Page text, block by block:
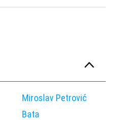
Miroslav Petrović
Bata